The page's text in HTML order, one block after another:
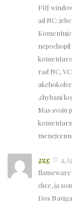
FUJ
ad NC:
rad NC,
‚chybani
Mas svoju
2ge
4.
flameware
chce, ja
Dos